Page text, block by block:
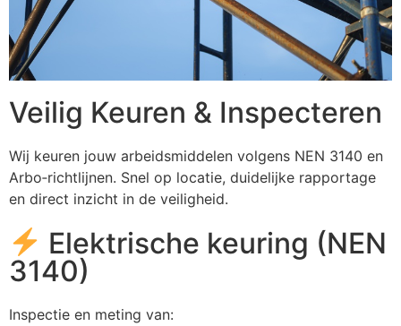
Keuren steigers
Veilig Keuren & Inspecteren
Wij keuren jouw arbeidsmiddelen volgens NEN 3140 en
Arbo‑richtlijnen. Snel op locatie, duidelijke rapportage
en direct inzicht in de veiligheid.
Elektrische keuring (NEN
3140)
Inspectie en meting van: